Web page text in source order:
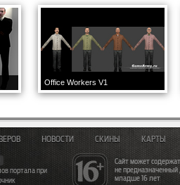
Office Workers V1
Сайт может
не
младше 16 лет
НОВОСТИ СКИНЫ КАРТЫ
портала при